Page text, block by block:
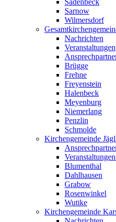
Sadenbeck
Sarnow
Wilmersdorf
Nachrichten
Veranstaltungen
Brügge
Frehne
Freyenstein
Halenbeck
Meyenburg
Niemerlang
Penzlin
Schmolde
Kirchengemeinde
Blumenthal
Dahlhausen
Grabow
Rosenwinkel
Wutike
Kirchengemeinde